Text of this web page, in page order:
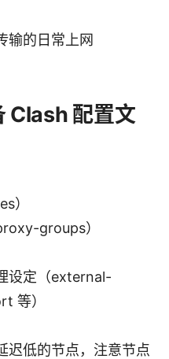
输的日常上网
Clash 配置文
）
groups）
设定（external-
等）
迟低的节点，注意节点